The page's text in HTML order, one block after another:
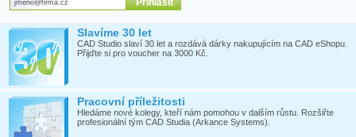
Slavíme 30 let
CAD Studio slaví 30 let a rozdává dárky nakupujícím na CAD eShopu.
Přijďte si pro voucher na 3000 Kč.
Pracovní příležitosti
Hledáme nové kolegy, kteří nám pomohou v dalším růstu. Rozšiřte
profesionální tým CAD Studia (Arkance Systems).